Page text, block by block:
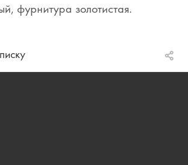
фурнитура золотистая.